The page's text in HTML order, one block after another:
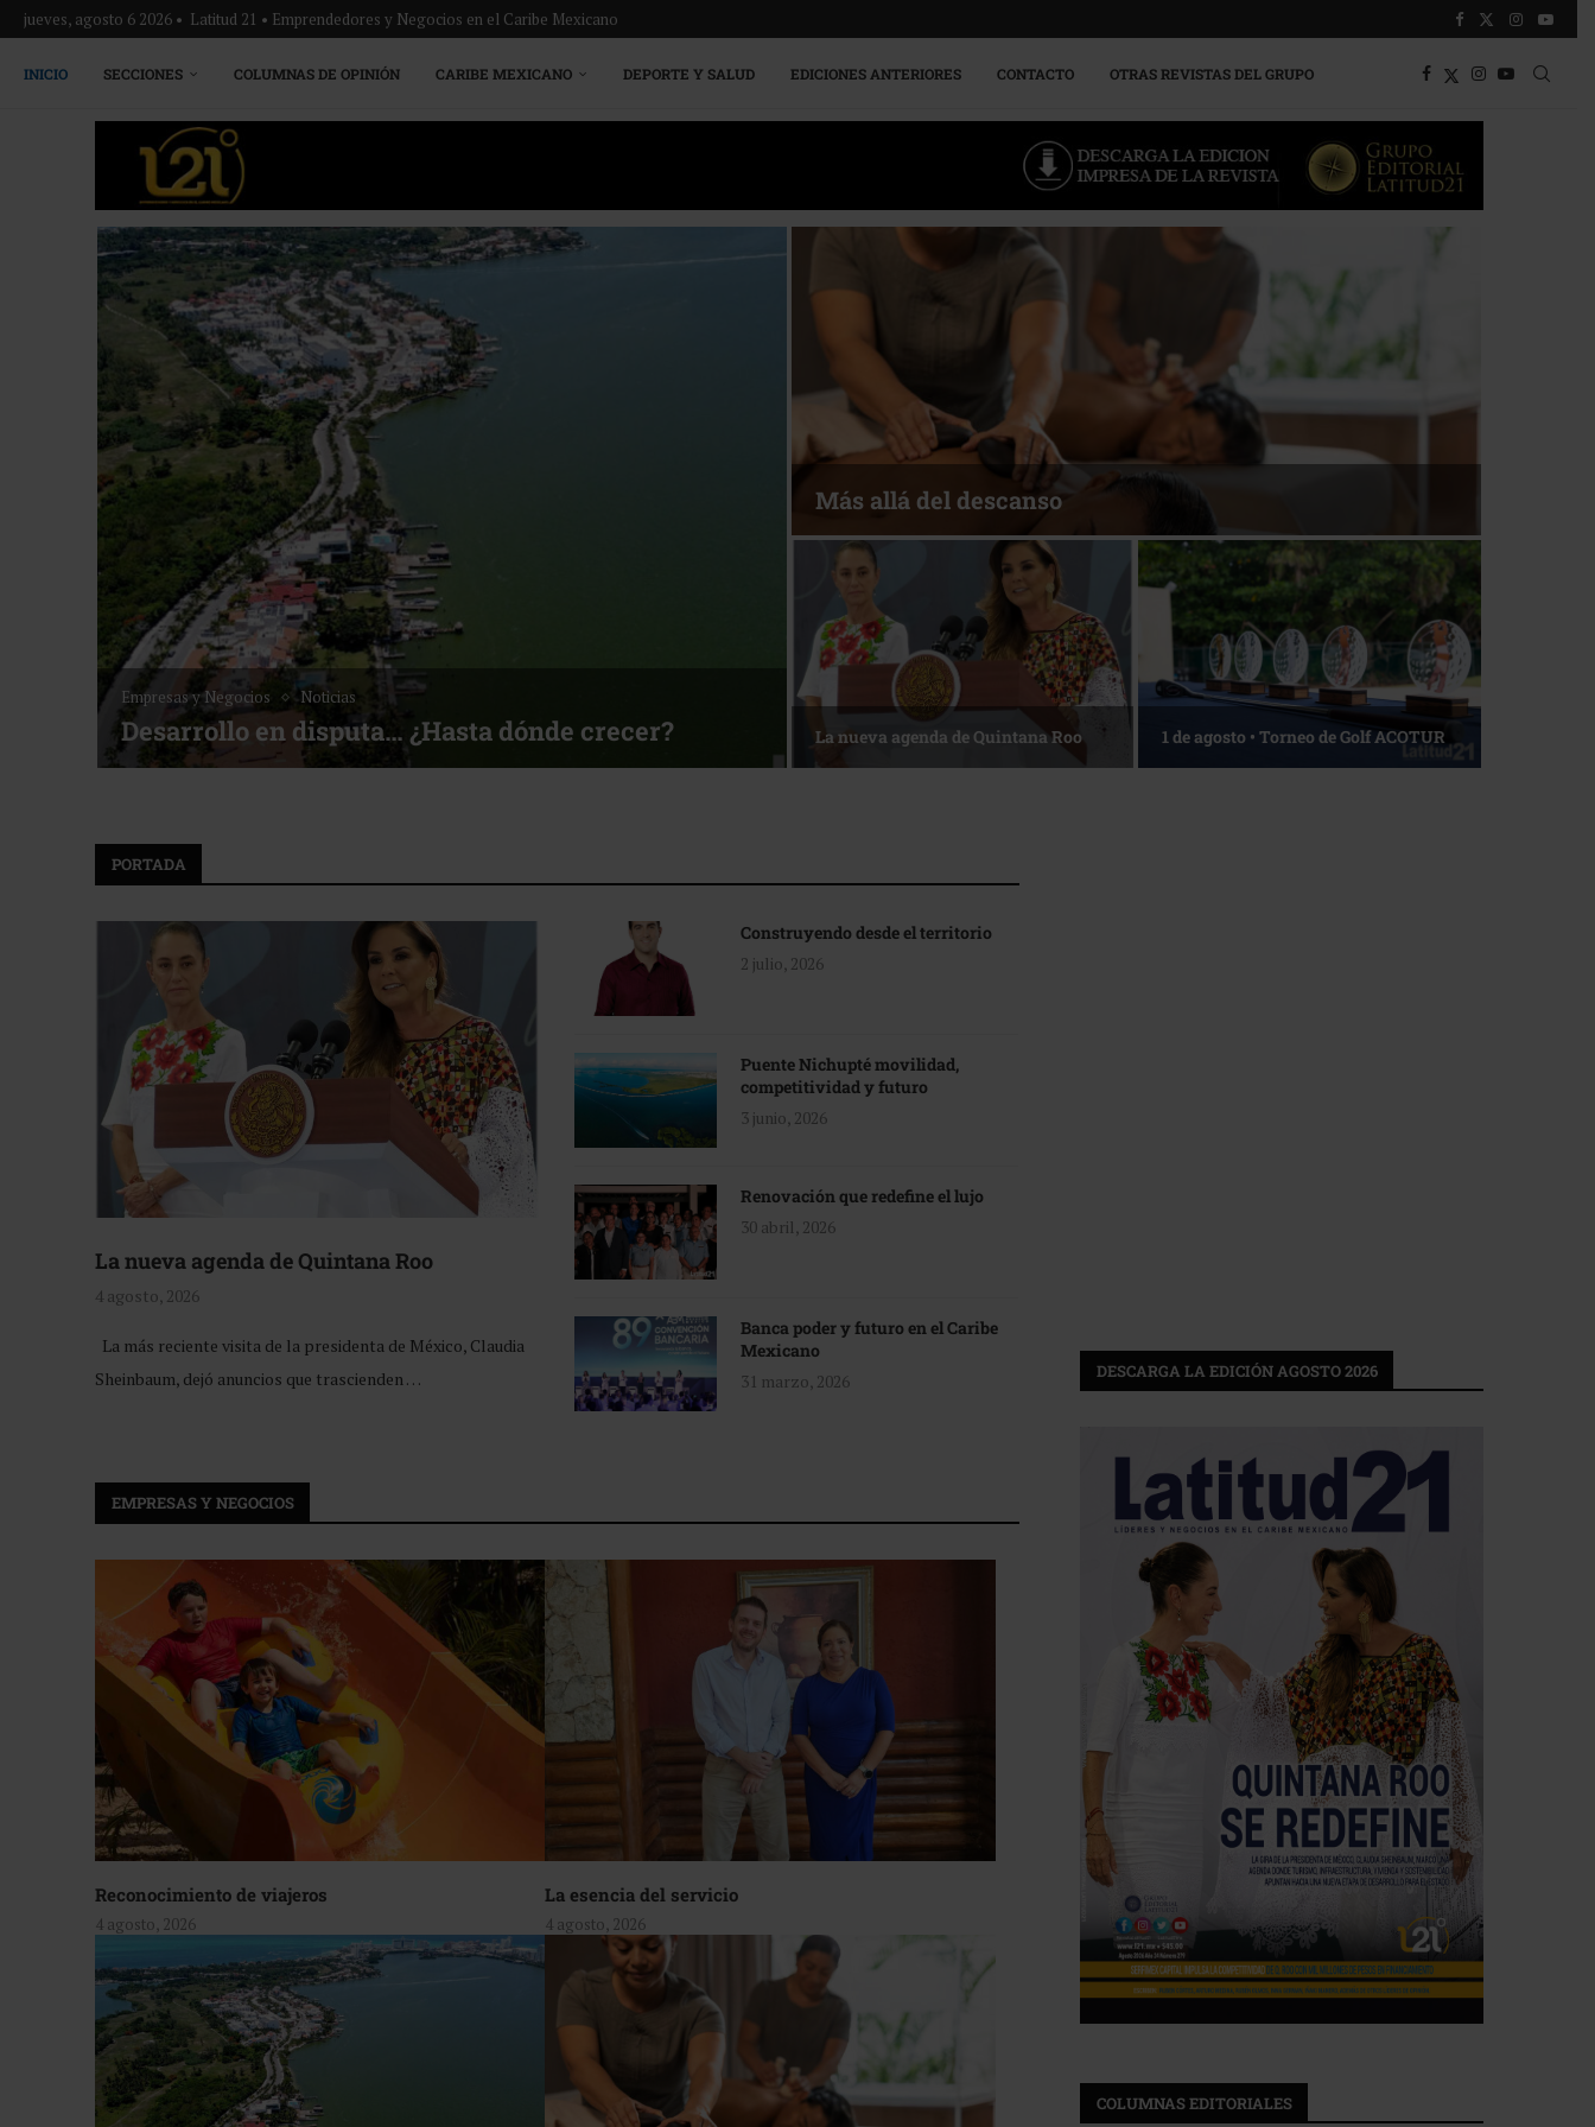
jueves, agosto 6 2026 • Latitud 21 • Emprendedores y Negocios en el Caribe Mexicano
INICIO SECCIONES COLUMNAS DE OPINIÓN CARIBE MEXICANO DEPORTE Y SALUD EDICIONES ANTERIORES CONTACTO OTRAS REVISTAS DEL GRUPO
Noticias
Bottega, un viaje servido a la mesa
Energía que Impulsa la competitividad
Reconocimiento de viajeros La esencia del servicio
PORTADA
La nueva agenda de Quintana Roo
4 agosto, 2026
La más reciente visita de la presidenta de México, Claudia
Sheinbaum, dejó anuncios que trascienden …
Construyendo desde el territorio
2 julio, 2026
Puente Nichupté movilidad,
competitividad y futuro
3 junio, 2026
Renovación que redefine el lujo
30 abril, 2026
Banca poder y futuro en el Caribe
Mexicano
31 marzo, 2026
EMPRESAS Y NEGOCIOS
Reconocimiento de viajeros
4 agosto, 2026
La esencia del servicio
4 agosto, 2026
DESCARGA LA EDICIÓN AGOSTO 2026
COLUMNAS EDITORIALES